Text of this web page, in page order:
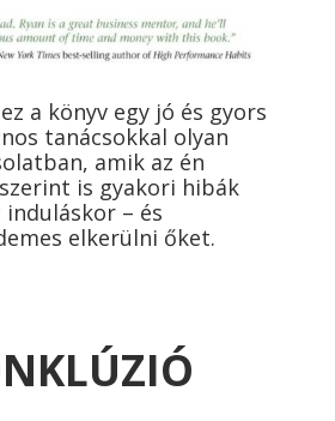
a könyv egy jó és gyors
tanácsokkal olyan
amik az én
is gyakori hibák
– és
elkerülni őket.